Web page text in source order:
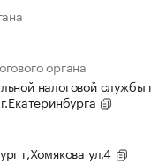
органа
налоговой службы
г,Хомякова ул,4